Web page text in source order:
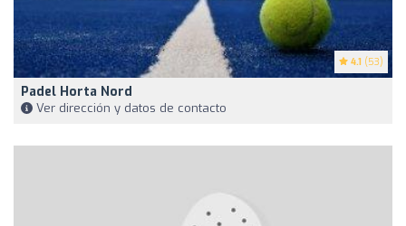
4.1 (53)
Padel Horta Nord
Ver dirección y datos de contacto